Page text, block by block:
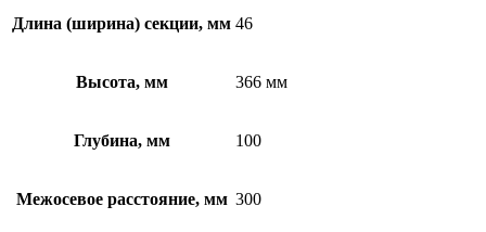
Длина (ширина) секции, мм 46
Высота, мм 366 мм
Глубина, мм 100
Межосевое расстояние, мм 300